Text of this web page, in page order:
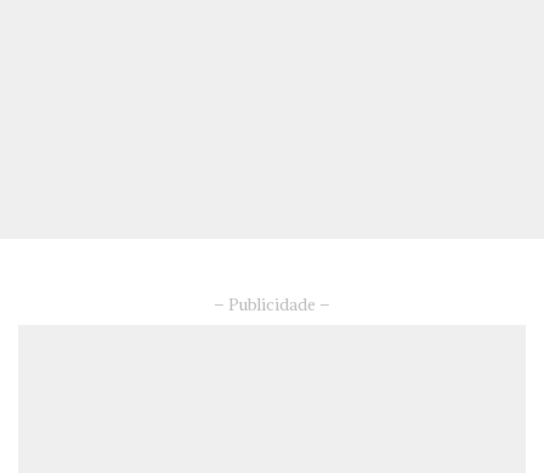
– Publicidade –